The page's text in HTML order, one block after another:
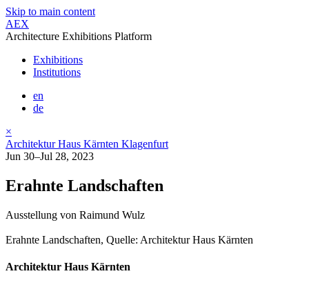
Skip to main content
AEX
Architecture Exhibitions Platform
Exhibitions
Institutions
en
de
×
Architektur Haus Kärnten Klagenfurt
Jun 30–Jul 28, 2023
Erahnte Landschaften
Ausstellung von Raimund Wulz
Erahnte Landschaften, Quelle: Architektur Haus Kärnten
Architektur Haus Kärnten